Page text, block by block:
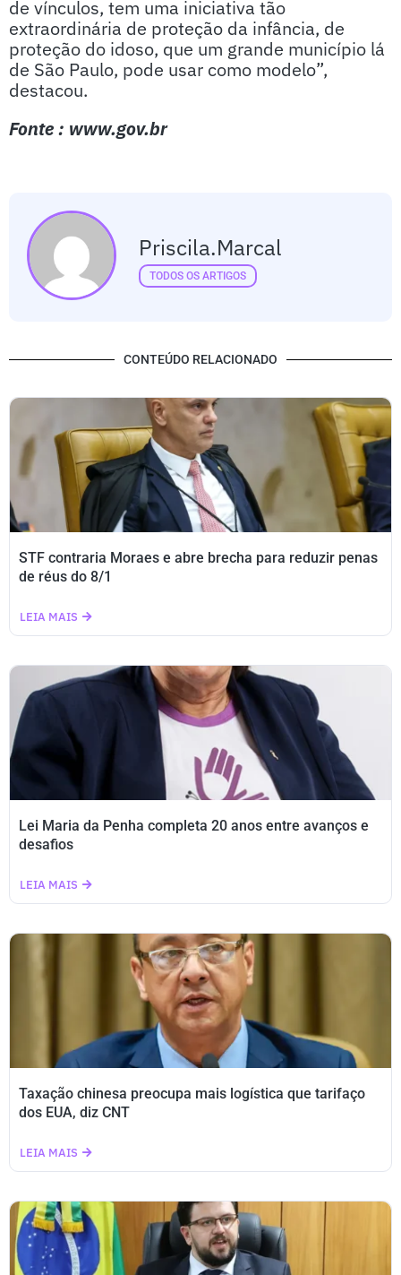
de vínculos, tem uma iniciativa tão
extraordinária de proteção da infância, de
proteção do idoso, que um grande município lá
de São Paulo, pode usar como modelo”,
destacou.
Fonte : www.gov.br
Priscila.marcal
TODOS OS ARTIGOS
CONTEÚDO RELACIONADO
STF contraria Moraes e abre brecha para reduzir penas
de réus do 8/1
LEIA MAIS
Lei Maria da Penha completa 20 anos entre avanços e
desafios
LEIA MAIS
Taxação chinesa preocupa mais logística que tarifaço
dos EUA, diz CNT
LEIA MAIS